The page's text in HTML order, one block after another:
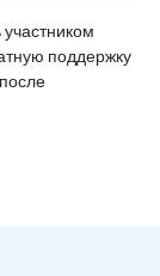
поддержку